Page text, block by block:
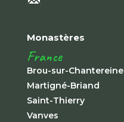
Monastères
France
Brou-sur-Chantereine
Martigné-Briand
Saint-Thierry
Vanves